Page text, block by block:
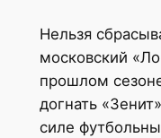
Нельзя
московский
прошлом
догнать
силе